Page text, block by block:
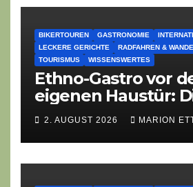
BIKERTOUREN GASTRONOMIE
LECKERE GERICHTE
RADFAHREN &
TOURISMUS
WISSENSWERTES
Ethno-Gastro vor
eigenen Haustür:
geheime
des Gasthofs „Zur
2. AUGUST 2026 MARION